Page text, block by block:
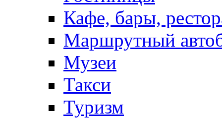
Кафе, бары,
Маршрутный
Музеи
Такси
Туризм